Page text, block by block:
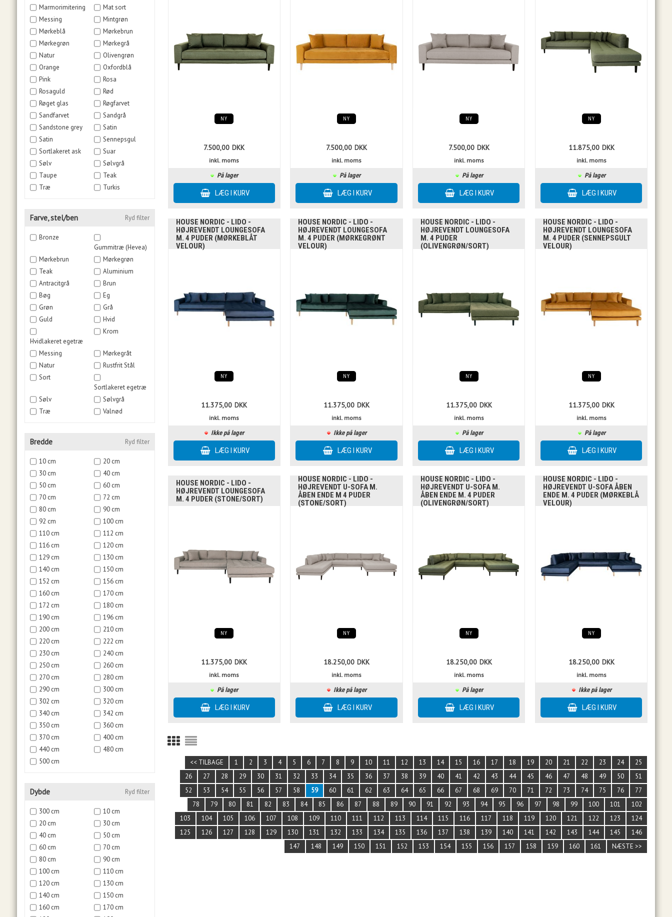
Marmorimitering
Mat sort
Messing
Mintgrøn
Mørkeblå
Mørkebrun
Mørkegrøn
Mørkegrå
Natur
Olivengrøn
Orange
Oxfordblå
Pink
Rosa
Rosaguld
Rød
Røget glas
Røgfarvet
Sandfarvet
Sandgrå
Sandstone grey
Satin
Satin
Sennepsgul
Sortlakeret ask
Suar
Sølv
Sølvgrå
Taupe
Teak
Træ
Turkis
Farve, stel/ben Ryd filter
Bronze
Gummitræ (Hevea)
Mørkebrun
Mørkegrøn
Teak
Aluminium
Antracitgrå
Brun
Bøg
Eg
Grøn
Grå
Guld
Hvid
Hvidlakeret egetræ
Krom
Messing
Mørkegråt
Natur
Rustfrit Stål
Sort
Sortlakeret egetræ
Sølv
Sølvgrå
Træ
Valnød
Bredde Ryd filter
10 cm
20 cm
30 cm
40 cm
50 cm
60 cm
70 cm
72 cm
80 cm
90 cm
92 cm
100 cm
110 cm
112 cm
116 cm
120 cm
129 cm
130 cm
140 cm
150 cm
152 cm
156 cm
160 cm
170 cm
172 cm
180 cm
190 cm
196 cm
200 cm
210 cm
220 cm
222 cm
230 cm
240 cm
250 cm
260 cm
270 cm
280 cm
290 cm
300 cm
302 cm
320 cm
340 cm
342 cm
350 cm
360 cm
370 cm
400 cm
440 cm
480 cm
500 cm
Dybde Ryd filter
300 cm
10 cm
20 cm
30 cm
40 cm
50 cm
60 cm
70 cm
80 cm
90 cm
100 cm
110 cm
120 cm
130 cm
140 cm
150 cm
160 cm
170 cm
NY
7.500,00 DKK
inkl. moms
På lager
NY
7.500,00 DKK
inkl. moms
På lager
NY
7.500,00 DKK
inkl. moms
På lager
NY
11.875,00 DKK
inkl. moms
På lager
HOUSE NORDIC - LIDO -
HØJREVENDT LOUNGESOFA
M. 4 PUDER (MØRKEBLÅT
VELOUR)
NY
11.375,00 DKK
inkl. moms
Ikke på lager
HOUSE NORDIC - LIDO -
HØJREVENDT LOUNGESOFA
M. 4 PUDER (MØRKEGRØNT
VELOUR)
NY
11.375,00 DKK
inkl. moms
Ikke på lager
HOUSE NORDIC - LIDO -
HØJREVENDT LOUNGESOFA
M. 4 PUDER
(OLIVENGRØN/SORT)
NY
11.375,00 DKK
inkl. moms
På lager
HOUSE NORDIC - LIDO -
HØJREVENDT LOUNGESOFA
M. 4 PUDER (SENNEPSGULT
VELOUR)
NY
11.375,00 DKK
inkl. moms
På lager
HOUSE NORDIC - LIDO -
HØJREVENDT LOUNGESOFA
M. 4 PUDER (STONE/SORT)
NY
11.375,00 DKK
inkl. moms
På lager
HOUSE NORDIC - LIDO -
HØJREVENDT U-SOFA M.
ÅBEN ENDE M 4 PUDER
(STONE/SORT)
NY
18.250,00 DKK
inkl. moms
Ikke på lager
HOUSE NORDIC - LIDO -
HØJREVENDT U-SOFA M.
ÅBEN ENDE M. 4 PUDER
(OLIVENGRØN/SORT)
NY
18.250,00 DKK
inkl. moms
På lager
HOUSE NORDIC - LIDO -
HØJREVENDT U-SOFA ÅBEN
ENDE M. 4 PUDER (MØRKEBLÅ
VELOUR)
NY
18.250,00 DKK
inkl. moms
Ikke på lager
<< TILBAGE 1 2 3 4 5 6 7 8 9 10 11 12 13 14 15 16 17 18 19 20 21 22 23 24
25
26
27 28 29 30 31 32 33 34 35 36 37 38 39 40 41 42 43 44 45 46 47 48 49 50
51
52
53 54 55 56 57 58 59 60 61 62 63 64 65 66 67 68 69 70 71 72 73 74 75 76
77
78
79 80 81 82 83 84 85 86 87 88 89 90 91 92 93 94 95 96 97 98 99 100 101
102
103
104 105 106 107 108 109 110 111 112 113 114 115 116 117 118 119 120 121 122 123
124
125
126 127 128 129 130 131 132 133 134 135 136 137 138 139 140 141 142 143 144 145
146
147
148 149 150 151 152 153 154 155 156 157 158 159 160 161 NÆSTE >>